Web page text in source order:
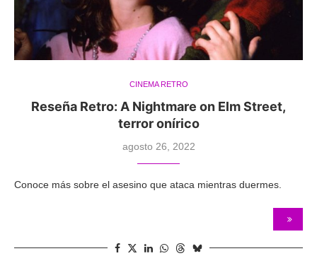
CINEMA RETRO
Reseña Retro: A Nightmare on Elm Street,
terror onírico
agosto 26, 2022
Conoce más sobre el asesino que ataca mientras duermes.